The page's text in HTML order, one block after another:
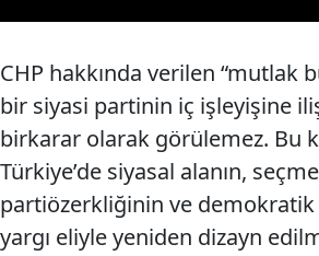
CHP hakkında verilen “mutlak
bir siyasi partinin iç işleyişine
birkarar olarak görülemez. Bu
Türkiye’de siyasal alanın,
partiözerkliğinin ve
yargı eliyle yeniden dizayn